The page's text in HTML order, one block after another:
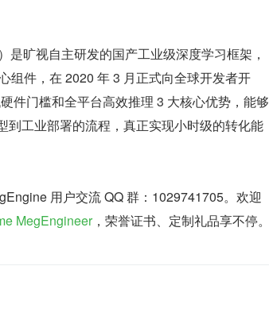
）是旷视自主研发的国产工业级深度学习框架，
组件，在 2020 年 3 月正式向全球开发者开
件门槛和全平台高效推理 3 大核心优势，能够
工业部署的流程，真正实现小时级的转化能
用户交流 QQ 群：1029741705。欢迎
MegEngineer，荣誉证书、定制礼品享不停。